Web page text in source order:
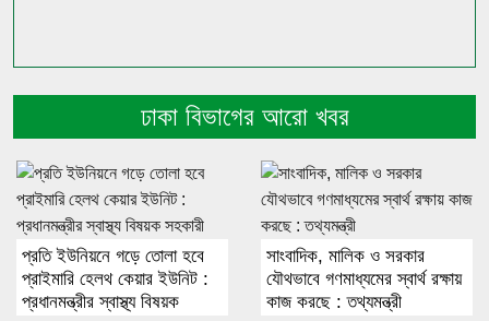
ঢাকা বিভাগের আরো খবর
প্রতি ইউনিয়নে গড়ে তোলা হবে
প্রাইমারি হেলথ কেয়ার ইউনিট :
প্রধানমন্ত্রীর স্বাস্থ্য বিষয়ক
সাংবাদিক, মালিক ও সরকার
যৌথভাবে গণমাধ্যমের স্বার্থ রক্ষায়
কাজ করছে : তথ্যমন্ত্রী